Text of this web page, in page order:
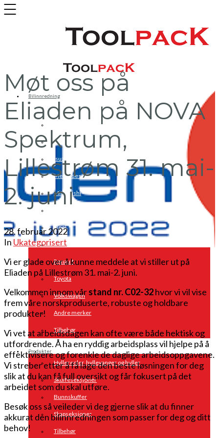
Bilinnredning
Citroen
Hyundai
Isuzu
Mercedes
Mitsubishi
Opel
Peugeot
Renault
Toyota
Volkswagen
Andre merker
Tilbehør
Produkter
Hyllereoler, hyllevanger og hyller
Skuffeseksjoner
Bunnskuffer
Skapseksjoner
Tilbehør
Møt oss på
Eliaden på NOVA
Spektrum,
Lillestrøm 31. mai-
2. juni
28. februar 2022
In Ukategorisert
Vi er glade over å kunne meddele at vi stiller ut på
Eliaden på Lillestrøm 31. mai-2. juni.
Velkommen innom vårstand nr. C02-32hvor vi vil vise
frem våre norskproduserte, robuste og holdbare
produkter!
Vi vet at arbeidsdagen kan ofte være både hektisk og
utfordrende. Å ha en ryddig arbeidsplass vil hjelpe på å
effektivisere og forenkle de daglige arbeidsoppgavene.
Vi streber etter å få lage den beste løsningen for deg
slik at du kan få full oversikt og får fokusert på det
arbeidet som du skal utføre.
Besøk oss så veileder vi deg gjerne slik at du finner
akkurat den bilinnredningen som passer for deg og ditt
behov!